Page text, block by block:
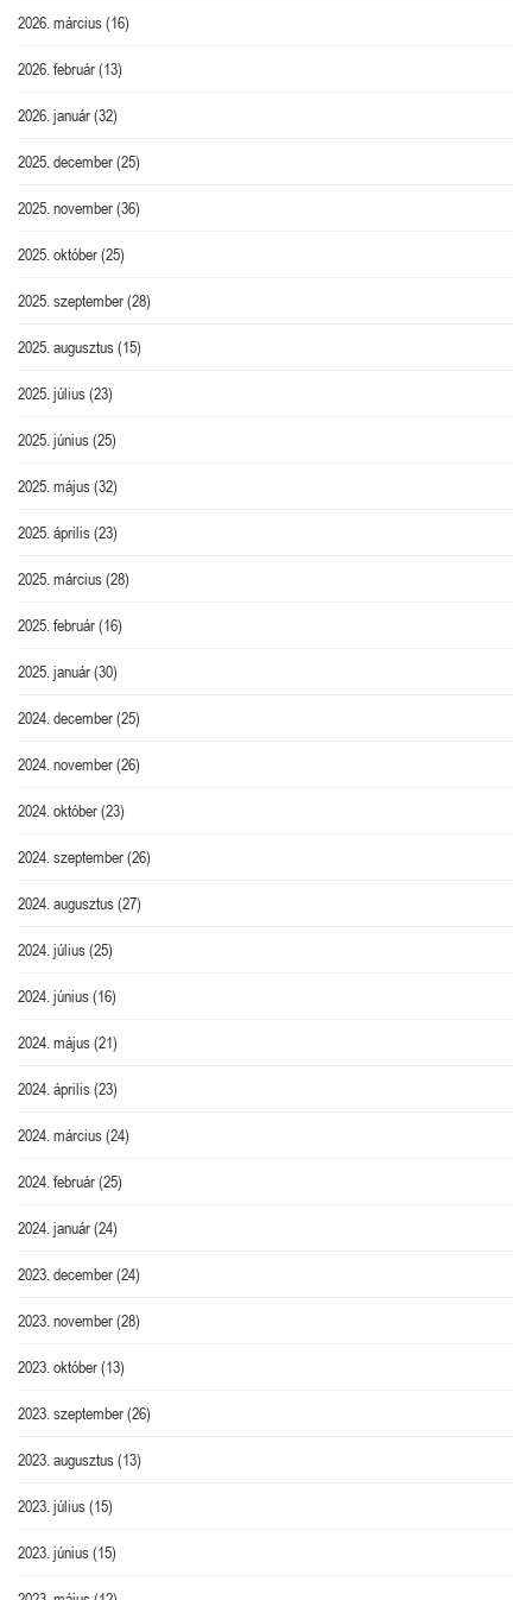
2026. március(16)
2026. február(13)
2026. január(32)
2025. december(25)
2025. november(36)
2025. október(25)
2025. szeptember(28)
2025. augusztus(15)
2025. július(23)
2025. június(25)
2025. május(32)
2025. április(23)
2025. március(28)
2025. február(16)
2025. január(30)
2024. december(25)
2024. november(26)
2024. október(23)
2024. szeptember(26)
2024. augusztus(27)
2024. július(25)
2024. június(16)
2024. május(21)
2024. április(23)
2024. március(24)
2024. február(25)
2024. január(24)
2023. december(24)
2023. november(28)
2023. október(13)
2023. szeptember(26)
2023. augusztus(13)
2023. július(15)
2023. június(15)